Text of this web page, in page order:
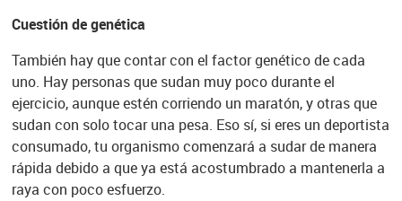
Cuestión de genética
También hay que contar con el factor genético de cada
uno. Hay personas que sudan muy poco durante el
ejercicio, aunque estén corriendo un maratón, y otras que
sudan con solo tocar una pesa. Eso sí, si eres un deportista
consumado, tu organismo comenzará a sudar de manera
rápida debido a que ya está acostumbrado a mantenerla a
raya con poco esfuerzo.